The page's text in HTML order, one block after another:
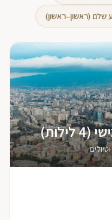
שלם (ראשון–ראשון)